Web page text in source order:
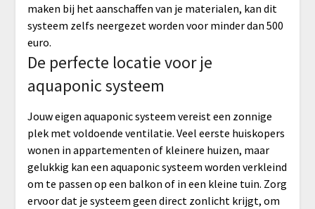
maken bij het aanschaffen van je materialen, kan dit
systeem zelfs neergezet worden voor minder dan 500
euro.
De perfecte locatie voor je
aquaponic systeem
Jouw eigen aquaponic systeem vereist een zonnige
plek met voldoende ventilatie. Veel eerste huiskopers
wonen in appartementen of kleinere huizen, maar
gelukkig kan een aquaponic systeem worden verkleind
om te passen op een balkon of in een kleine tuin. Zorg
ervoor dat je systeem geen direct zonlicht krijgt, om